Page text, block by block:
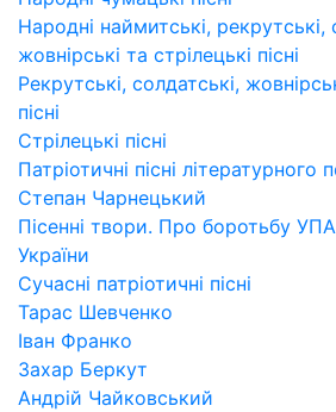
Народні наймитські, рекрутські,
жовнірські та стрілецькі пісні
Рекрутські, солдатські,
пісні
Стрілецькі пісні
Патріотичні пісні літературного
Степан Чарнецький
Пісенні твори. Про боротьбу
України
Сучасні патріотичні пісні
Тарас Шевченко
Іван Франко
Захар Беркут
Андрій Чайковський